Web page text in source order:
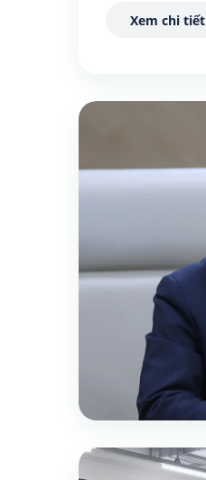
Xem chi tiết